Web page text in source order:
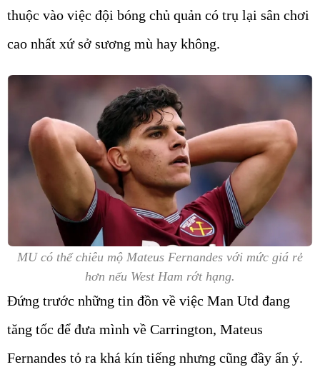
thuộc vào việc đội bóng chủ quản có trụ lại sân chơi
cao nhất xứ sở sương mù hay không.
MU có thể chiêu mộ Mateus Fernandes với mức giá rẻ
hơn nếu West Ham rớt hạng.
Đứng trước những tin đồn về việc Man Utd đang
tăng tốc để đưa mình về Carrington, Mateus
Fernandes tỏ ra khá kín tiếng nhưng cũng đầy ẩn ý.